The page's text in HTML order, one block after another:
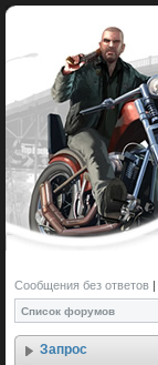
Сообщения без ответов |
Список форумов
Запрос